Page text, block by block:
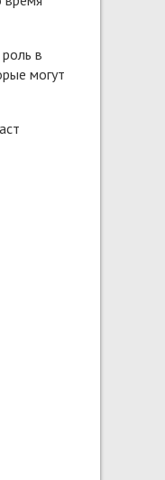
в
могут